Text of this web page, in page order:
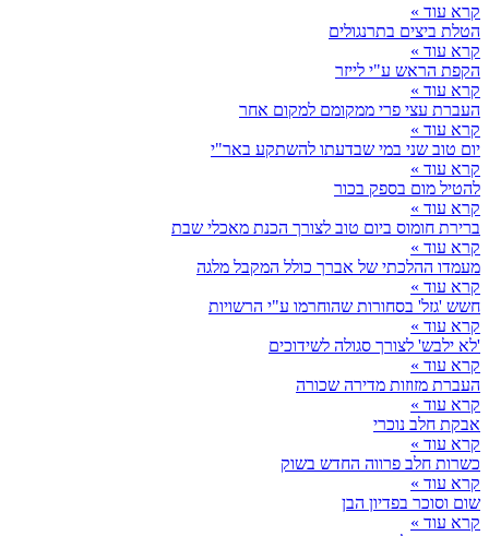
קרא עוד »
הטלת ביצים בתרנגולים
קרא עוד »
הקפת הראש ע"י לייזר
קרא עוד »
העברת עצי פרי ממקומם למקום אחר
קרא עוד »
יום טוב שני במי שבדעתו להשתקע באר"י
קרא עוד »
להטיל מום בספק בכור
קרא עוד »
ברירת חומוס ביום טוב לצורך הכנת מאכלי שבת
קרא עוד »
מעמדו ההלכתי של אברך כולל המקבל מלגה
קרא עוד »
חשש 'גזל' בסחורות שהוחרמו ע"י הרשויות
קרא עוד »
'לא ילבש' לצורך סגולה לשידוכים
קרא עוד »
העברת מזוזות מדירה שכורה
קרא עוד »
אבקת חלב נוכרי
קרא עוד »
כשרות חלב פרווה החדש בשוק
קרא עוד »
שום וסוכר בפדיון הבן
קרא עוד »